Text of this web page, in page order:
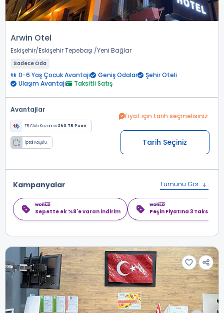
Arwin Otel
Eskişehir Eskişehir Tepebaşı Yeni Bağlar
Sadece Oda
0-6 Yaş Çocuk Avantajı Geniş Odalar
Şehir Oteli
Ulaşım Avantajı
Taksitli Satış
Avantajlar
TB Club Kazancın350 TB Puan
İptal Koşulu
Fiyat için tarih seçmelisiniz
Tarih Seçiniz
Kampanyalar Tümünü Gör
Sepette ek %8'e varan indirim Peşin Fiyatına 3 Taksit